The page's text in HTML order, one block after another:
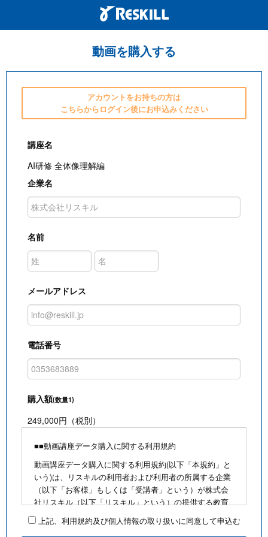
動画を購入する
アカウントをお持ちの方は
こちらからログイン後にお申込みください
講座名
AI研修 全体像理解編
企業名
名前
メールアドレス
電話番号
購入額(数量1)
249,000円（税別）
■■動画講座データ購入に関する利用規約
動画講座データ購入に関する利用規約(以下「本規約」と
いう)は、リスキルの利用者および利用者の所属する企業
（以下「お客様」もしくは「受講者」という）が株式会
社リスキル（以下「リスキル」という）の提供する教育
研修動画等(以下、リスキルが制作・販売・録画・配信等
する教育研修に係る動画及びテキスト等を総称して「著
上記、利用規約及び個人情報の取り扱いに同意して申込む